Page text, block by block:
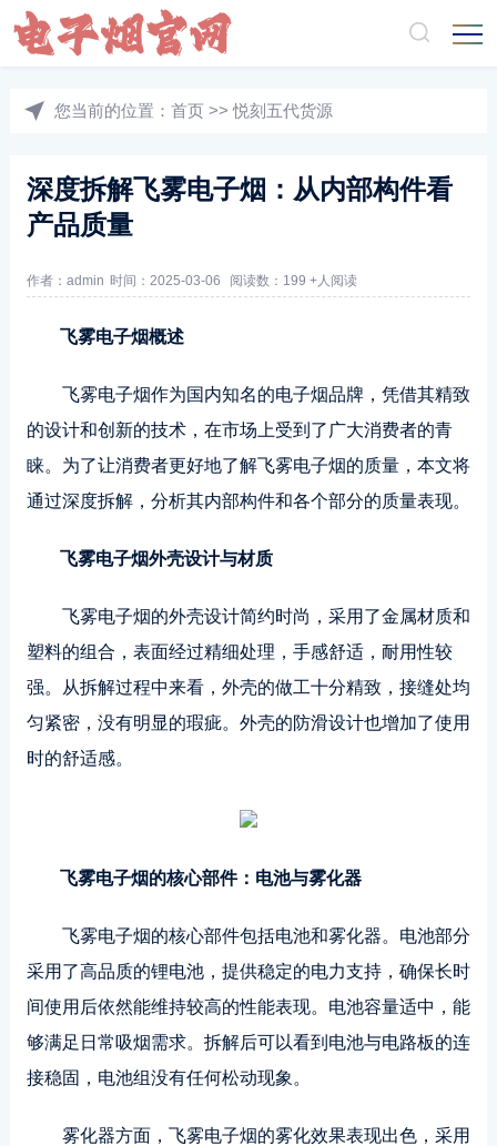
您当前的位置： 首页 >> 悦刻五代货源
深度拆解飞雾电子烟：从内部构件看
产品质量
作者：admin 时间：2025-03-06 阅读数：199 +人阅读
飞雾电子烟概述
飞雾电子烟作为国内知名的电子烟品牌，凭借其精致
的设计和创新的技术，在市场上受到了广大消费者的青
睐。为了让消费者更好地了解飞雾电子烟的质量，本文将
通过深度拆解，分析其内部构件和各个部分的质量表现。
飞雾电子烟外壳设计与材质
飞雾电子烟的外壳设计简约时尚，采用了金属材质和
塑料的组合，表面经过精细处理，手感舒适，耐用性较
强。从拆解过程中来看，外壳的做工十分精致，接缝处均
匀紧密，没有明显的瑕疵。外壳的防滑设计也增加了使用
时的舒适感。
飞雾电子烟的核心部件：电池与雾化器
飞雾电子烟的核心部件包括电池和雾化器。电池部分
采用了高品质的锂电池，提供稳定的电力支持，确保长时
间使用后依然能维持较高的性能表现。电池容量适中，能
够满足日常吸烟需求。拆解后可以看到电池与电路板的连
接稳固，电池组没有任何松动现象。
雾化器方面，飞雾电子烟的雾化效果表现出色，采用